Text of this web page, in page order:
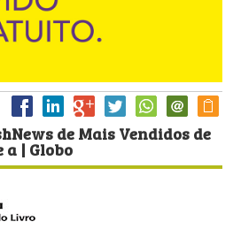
de Mais Vendidos de
| Globo